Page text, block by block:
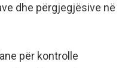
dhe përgjegjësive në
për kontrolle